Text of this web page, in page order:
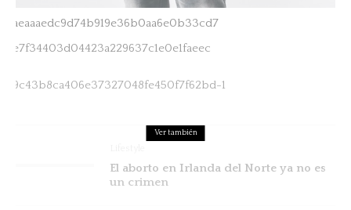
Ver también
El aborto en Irlanda del Norte ya no es
un crimen